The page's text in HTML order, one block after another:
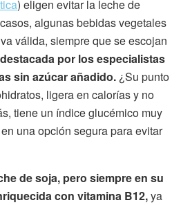
) eligen evitar la leche de
algunas bebidas vegetales
válida, siempre que se escojan
por los especialistas
sin azúcar añadido. ¿Su punto
ligera en calorías y no
tiene un índice glucémico muy
una opción segura para evitar
de soja, pero siempre en su
con vitamina B12,ya